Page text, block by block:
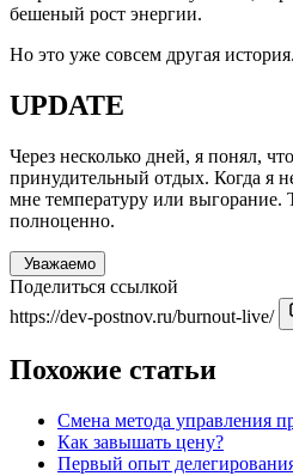
бешеный рост энергии.
Но это уже совсем другая история.
UPDATE
Через несколько дней, я понял,
принудительный отдых. Когда я
мне температуру или выгорание.
полноценно.
Уважаемо
Поделиться ссылкой
https://dev-postnov.ru/burnout-live/
Похожие статьи
Смена метода управления
Как завышать цену?
Первый опыт